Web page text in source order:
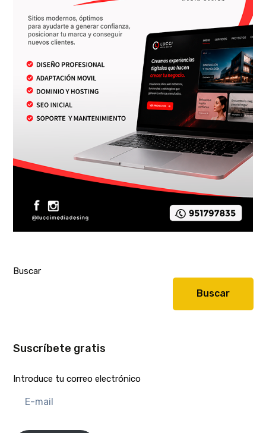
Buscar
Buscar
Suscríbete gratis
Introduce tu correo electrónico
mail